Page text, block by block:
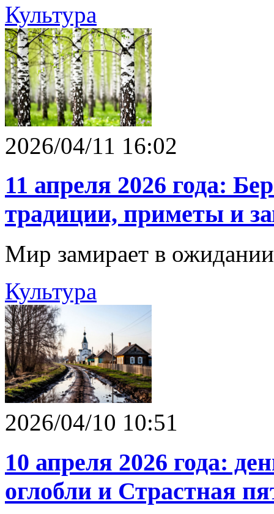
Культура
2026/04/11 16:02
11 апреля 2026 года:
традиции, приметы и
Мир замирает в
Культура
2026/04/10 10:51
10 апреля 2026 года:
оглобли и Страстная